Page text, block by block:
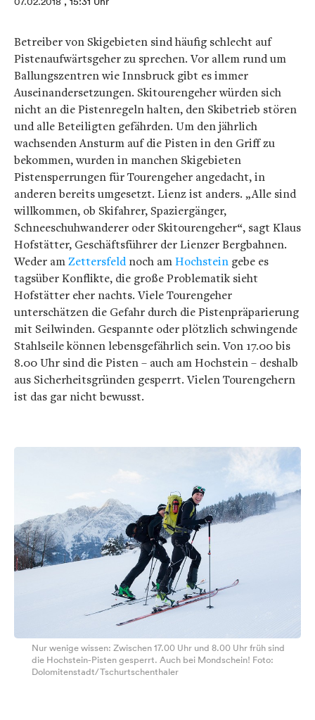
Betreiber von Skigebieten sind häufig schlecht auf
Pistenaufwärtsgeher zu sprechen. Vor allem rund um
Ballungszentren wie Innsbruck gibt es immer
Auseinandersetzungen. Skitourengeher würden sich
nicht an die Pistenregeln halten, den Skibetrieb stören
und alle Beteiligten gefährden. Um den jährlich
wachsenden Ansturm auf die Pisten in den Griff zu
bekommen, wurden in manchen Skigebieten
Pistensperrungen für Tourengeher angedacht, in
anderen bereits umgesetzt. Lienz ist anders. „Alle sind
willkommen, ob Skifahrer, Spaziergänger,
Schneeschuhwanderer oder Skitourengeher“, sagt Klaus
Hofstätter, Geschäftsführer der Lienzer Bergbahnen.
Weder amZettersfeldnoch amHochstein gebe es
tagsüber Konflikte, die große Problematik sieht
Hofstätter eher nachts. Viele Tourengeher
unterschätzen die Gefahr durch die Pistenpräparierung
mit Seilwinden. Gespannte oder plötzlich schwingende
Stahlseile können lebensgefährlich sein. Von 17.00 bis
8.00 Uhr sind die Pisten – auch am Hochstein – deshalb
aus Sicherheitsgründen gesperrt. Vielen Tourengehern
ist das gar nicht bewusst.
Nur wenige wissen: Zwischen 17.00 Uhr und 8.00 Uhr früh sind
die Hochstein-Pisten gesperrt. Auch bei Mondschein! Foto:
Dolomitenstadt/Tschurtschenthaler